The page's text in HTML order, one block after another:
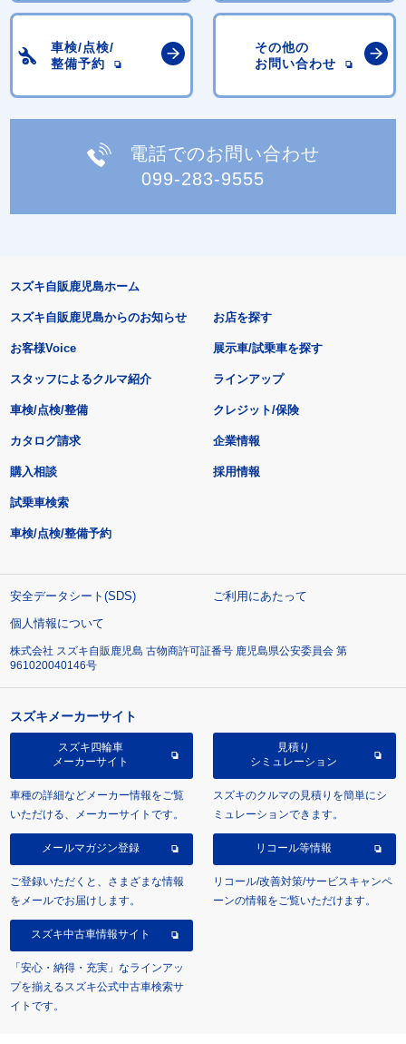
車検/点検/
整備予約
その他の
お問い合わせ
電話でのお問い合わせ
099-283-9555
スズキ自販鹿児島ホーム
スズキ自販鹿児島からのお知らせ
お客様Voice
スタッフによるクルマ紹介
お店を探す
展示車/試乗車を探す
ラインアップ
車検/点検/整備 クレジット/保険
カタログ請求
購入相談
試乗車検索
車検/点検/整備予約
企業情報
採用情報
安全データシート(SDS)
ご利用にあたって
個人情報について
株式会社 スズキ自販鹿児島 古物商許可証番号 鹿児島県公安委員会 第
961020040146号
スズキメーカーサイト
スズキ四輪車
メーカーサイト
車種の詳細などメーカー情報をご覧
いただける、メーカーサイトです。
見積り
シミュレーション
スズキのクルマの見積りを簡単にシ
ミュレーションできます。
メールマガジン登録
ご登録いただくと、さまざまな情報
をメールでお届けします。
リコール等情報
リコール/改善対策/サービスキャンペ
ーンの情報をご覧いただけます。
スズキ中古車情報サイト
「安心・納得・充実」なラインアッ
プを揃えるスズキ公式中古車検索サ
イトです。